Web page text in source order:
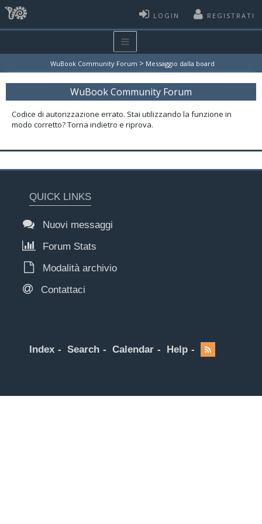
LOGIN REGISTRATI
WuBook Community Forum > Messaggio dalla board
WuBook Community Forum
Codice di autorizzazione errato. Stai utilizzando la funzione in
modo corretto? Torna indietro e riprova.
QUICK LINKS
Nuovi messaggi
Forum Stats
Modalità archivio
Contattaci
Index Search Calendar Help